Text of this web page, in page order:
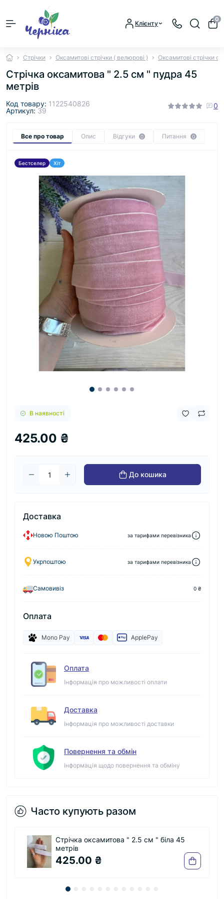
Клієнту
0
Стрічки Оксамитові стрічки ( велюрові ) Оксамитові стрічки
Стрічка оксамитова " 2.5 см " пудра 45
метрів
Код товару: 1122540826
Артикул:39
0
Все про товар Опис Відгуки 0 Питання 0
Бестселер Хіт
В наявності
425.00 ₴
До кошика
Доставка
Новою Поштою за тарифами перевізника
Укрпоштою за тарифами перевізника
Самовивіз 0 ₴
Оплата
Mono Pay ApplePay
Оплата
Інформація про можливості оплати
Доставка
Інформація про можливості доставки
Повернення та обмін
Інформація щодо повернення та обміну
Часто купують разом
Стрічка оксамитова " 2.5 см " біла 45
метрів
425.00 ₴